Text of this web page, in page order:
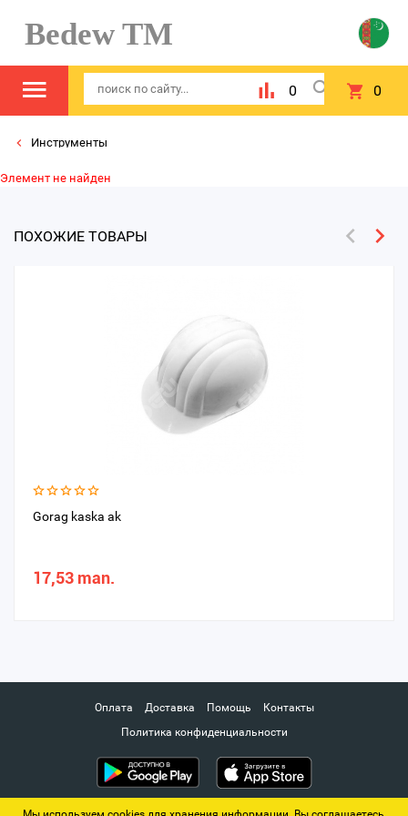
Bedew TM
0 0
Инструменты
Элемент не найден
ПОХОЖИЕ ТОВАРЫ
Gorag kaska ak
17,53 man.
Оплата Доставка Помощь
Контакты
Политика конфиденциальности